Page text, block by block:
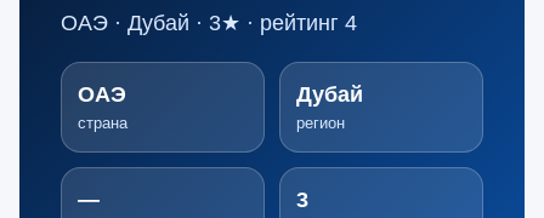
ОАЭ · Дубай · 3★ · рейтинг 4
ОАЭ
страна
Дубай
регион
— 3